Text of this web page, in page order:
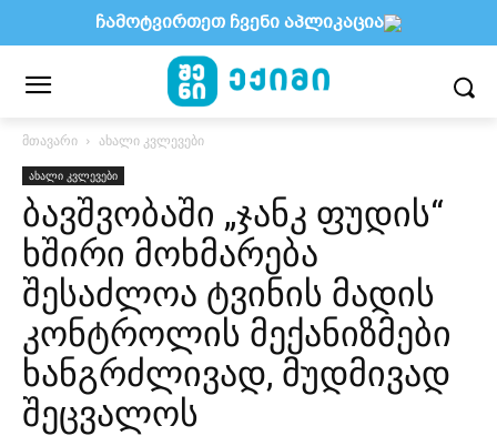
მთავარი ახალი კვლევები
ახალი კვლევები
ბავშვობაში „ჯანკ ფუდის“
ხშირი მოხმარება
შესაძლოა ტვინის მადის
კონტროლის მექანიზმები
ხანგრძლივად, მუდმივად
შეცვალოს
ჩამოტვირთეთ ჩვენი აპლიკაცია